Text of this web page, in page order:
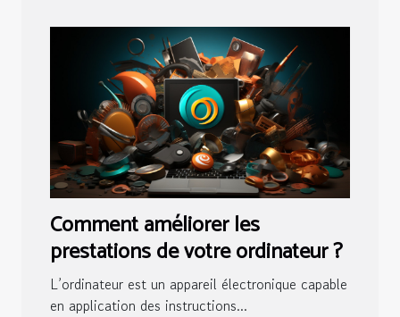
Comment améliorer les
prestations de votre ordinateur ?
L’ordinateur est un appareil électronique capable
en application des instructions...